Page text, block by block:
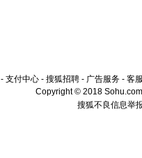
- 支付中心 - 搜狐招聘 - 广告服务 - 客
Copyright © 2018
搜狐不良信息举